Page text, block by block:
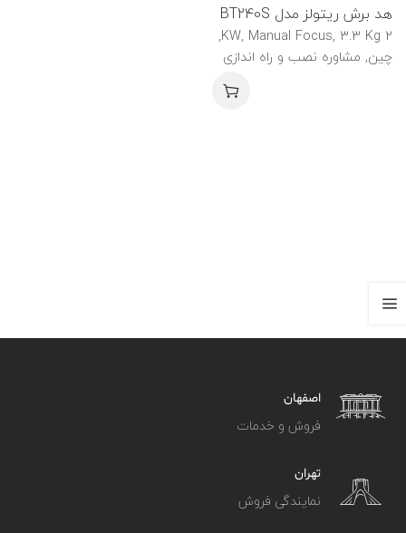
هد برش ریتولز مدل BT240S
2 KW, Manual Focus, 3.3 Kg,
چین, مشاوره نصب و راه اندازی
اصفهان
فروش و خدمات
تهران
نمایندگی فروش